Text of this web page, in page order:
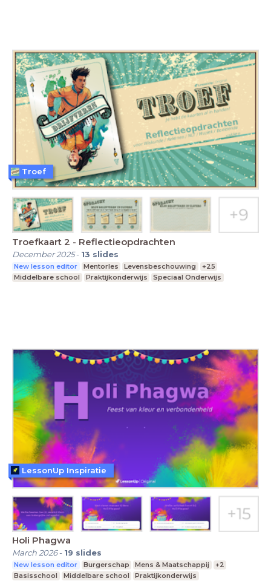
Troefkaart 2 - Reflectieopdrachten
December 2025- 13 slides
New lesson editor Mentorles Levensbeschouwing
+25
Middelbare school
Praktijkonderwijs Speciaal Onderwijs
Troef
Holi Phagwa
March 2026- 19 slides
New lesson editor Burgerschap Mens & Maatschappij
+2
Basisschool
Middelbare school Praktijkonderwijs
LessonUp Inspiratie